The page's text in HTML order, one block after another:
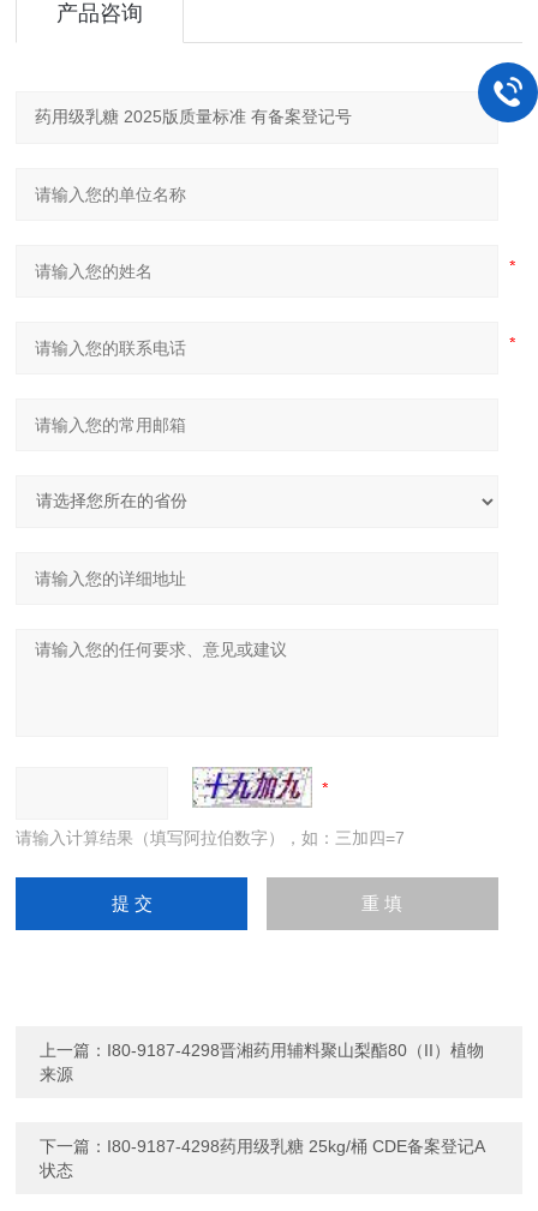
产品咨询
请输入计算结果（填写阿拉伯数字），如：三加四=7
上一篇： I80-9187-4298晋湘药用辅料聚山梨酯80（II）植物
来源
下一篇： I80-9187-4298药用级乳糖 25kg/桶 CDE备案登记A
状态